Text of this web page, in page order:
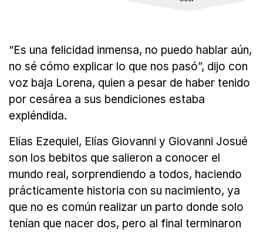
“Es una felicidad inmensa, no puedo hablar aún,
no sé cómo explicar lo que nos pasó”, dijo con
voz baja Lorena, quien a pesar de haber tenido
por cesárea a sus bendiciones estaba
expléndida.
Elías Ezequiel, Elías Giovanni y Giovanni Josué
son los bebitos que salieron a conocer el
mundo real, sorprendiendo a todos, haciendo
prácticamente historia con su nacimiento, ya
que no es común realizar un parto donde solo
tenían que nacer dos, pero al final terminaron